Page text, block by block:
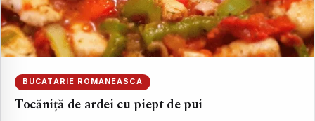
BUCATARIE ROMANEASCA
Tocăniță de ardei cu piept de pui